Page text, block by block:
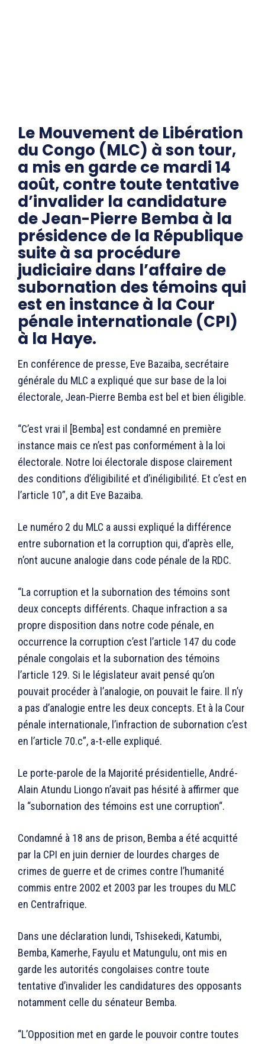
Le Mouvement de Libération
du Congo (MLC) à son tour,
a mis en garde ce mardi 14
août, contre toute tentative
d’invalider la candidature
de Jean-Pierre Bemba à la
présidence de la République
suite à sa procédure
judiciaire dans l’affaire de
subornation des témoins qui
est en instance à la Cour
pénale internationale (CPI)
à la Haye.
En conférence de presse, Eve Bazaiba, secrétaire
générale du MLC a expliqué que sur base de la loi
électorale, Jean-Pierre Bemba est bel et bien éligible.
“C’est vrai il [Bemba] est condamné en première
instance mais ce n’est pas conformément à la loi
électorale. Notre loi électorale dispose clairement
des conditions d’éligibilité et d’inéligibilité. Et c’est en
l’article 10”, a dit Eve Bazaiba.
Le numéro 2 du MLC a aussi expliqué la différence
entre subornation et la corruption qui, d’après elle,
n’ont aucune analogie dans code pénale de la RDC.
“La corruption et la subornation des témoins sont
deux concepts différents. Chaque infraction a sa
propre disposition dans notre code pénale, en
occurrence la corruption c’est l’article 147 du code
pénale congolais et la subornation des témoins
l’article 129. Si le législateur avait pensé qu’on
pouvait procéder à l’analogie, on pouvait le faire. Il n’y
a pas d’analogie entre les deux concepts. Et à la Cour
pénale internationale, l’infraction de subornation c’est
en l’article 70.c”, a-t-elle expliqué.
Le porte-parole de la Majorité présidentielle, André-
Alain Atundu Liongo n’avait pas hésité à affirmer que
la “subornation des témoins est une corruption“.
Condamné à 18 ans de prison, Bemba a été acquitté
par la CPI en juin dernier de lourdes charges de
crimes de guerre et de crimes contre l’humanité
commis entre 2002 et 2003 par les troupes du MLC
en Centrafrique.
Dans une déclaration lundi, Tshisekedi, Katumbi,
Bemba, Kamerhe, Fayulu et Matungulu, ont mis en
garde les autorités congolaises contre toute
tentative d’invalider les candidatures des opposants
notamment celle du sénateur Bemba.
“L’Opposition met en garde le pouvoir contre toutes